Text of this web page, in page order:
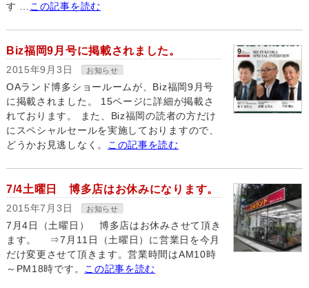
す …
この記事を読む
Biz福岡9月号に掲載されました。
2015年9月3日 お知らせ
OAランド博多ショールームが、Biz福岡9月号
に掲載されました。 15ページに詳細が掲載さ
れております。 また、Biz福岡の読者の方だけ
にスペシャルセールを実施しておりますので、
どうかお見逃しなく。
この記事を読む
7/4土曜日 博多店はお休みになります。
2015年7月3日 お知らせ
7月4日（土曜日） 博多店はお休みさせて頂き
ます。 ⇒7月11日（土曜日）に営業日を今月
だけ変更させて頂きます。営業時間はAM10時
～PM18時です。
この記事を読む